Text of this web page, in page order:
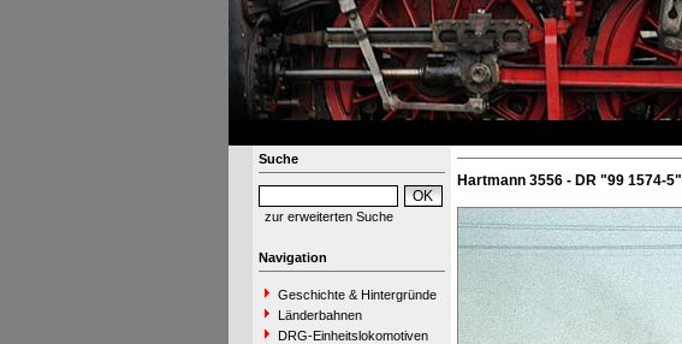
Suche
zur erweiterten Suche
Navigation
Geschichte & Hintergründe
Länderbahnen
DRG-Einheitslokomotiven
Hartmann 3556 - DR "99 1574-5"